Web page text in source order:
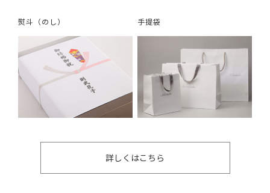
熨斗（のし） 手提袋
詳しくはこちら